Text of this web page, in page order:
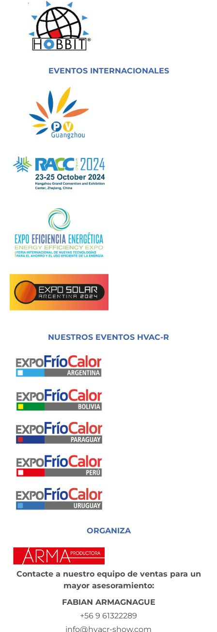
EVENTOS INTERNACIONALES
NUESTROS EVENTOS HVAC-R
ORGANIZA
Contacte a nuestro equipo de ventas para un
mayor asesoramiento:
FABIAN ARMAGNAGUE
+56 9 61322289
info@hvacr-show.com